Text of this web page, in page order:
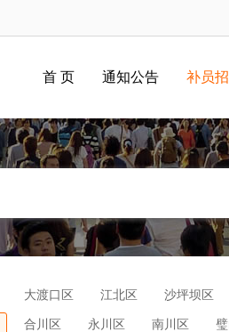
首 页 通知公告 补员
大渡口区 江北区 沙坪坝区
合川区 永川区 南川区